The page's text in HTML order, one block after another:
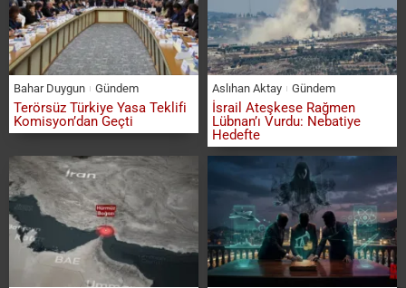
Bahar Duygun Gündem
Terörsüz Türkiye Yasa Teklifi
Komisyon’dan Geçti
Aslıhan Aktay Gündem
İsrail Ateşkese Rağmen
Lübnan’ı Vurdu: Nebatiye
Hedefte